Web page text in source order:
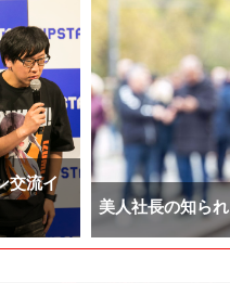
交流イ
美人社長の知ら